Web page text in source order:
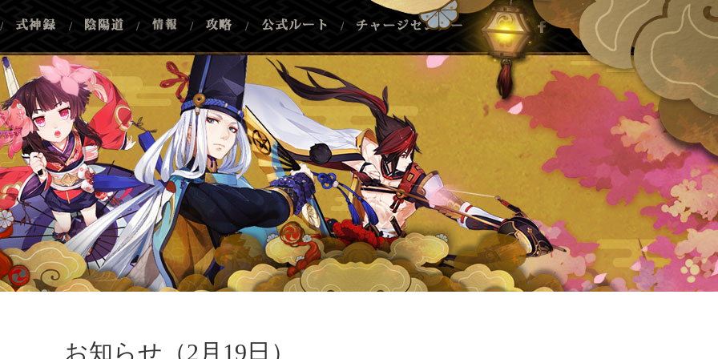
/ / / / / /
お知らせ（2月19日）